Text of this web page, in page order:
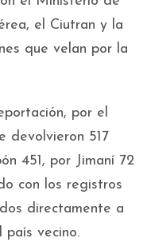
el Ciutran y la
que velan por la
por el
devolvieron 517
451, por Jimaní 72
con los registros
directamente a
vecino.